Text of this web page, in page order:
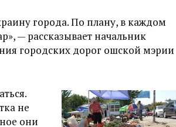
города. По плану, в каждом
— рассказывает начальник
городских дорог ошской мэрии
не
они